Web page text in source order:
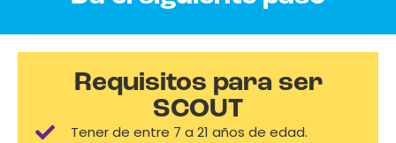
Requisitos para ser
SCOUT
Tener de entre 7 a 21 años de edad.